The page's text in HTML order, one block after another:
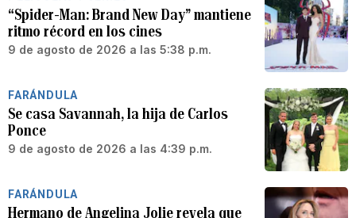
“Spider-Man: Brand New Day” mantiene
ritmo récord en los cines
9 de agosto de 2026 a las 5:38 p.m.
FARÁNDULA
Se casa Savannah, la hija de Carlos
Ponce
9 de agosto de 2026 a las 4:39 p.m.
FARÁNDULA
Hermano de Angelina Jolie revela que